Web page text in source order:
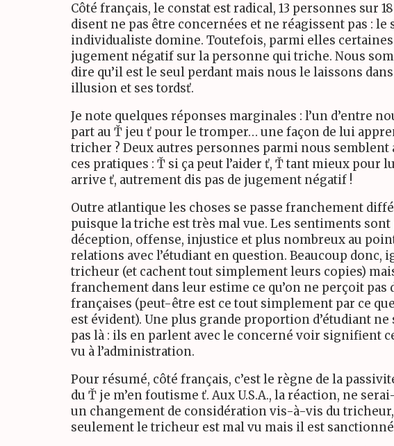
Côté français, le constat est radical, 13 personnes sur 18
disent ne pas être concernées et ne réagissent pas :
individualiste domine. Toutefois, parmi elles
jugement négatif sur la personne qui triche. Nous
dire qu’il est le seul perdant mais nous le laissons
illusion et ses tordsť.
Je note quelques réponses marginales : l’un d’entre
part au Ť jeu ť pour le tromper… une façon de lui
tricher ? Deux autres personnes parmi nous semblent
ces pratiques : Ť si ça peut l’aider ť, Ť tant mieux pour
arrive ť, autrement dis pas de jugement négatif !
Outre atlantique les choses se passe franchement
puisque la triche est très mal vue. Les sentiments sont
déception, offense, injustice et plus nombreux au
relations avec l’étudiant en question. Beaucoup donc,
tricheur (et cachent tout simplement leurs copies)
franchement dans leur estime ce qu’on ne perçoit pas
françaises (peut-être est ce tout simplement par ce
est évident). Une plus grande proportion d’étudiant ne
pas là : ils en parlent avec le concerné voir signifient
vu à l’administration.
Pour résumé, côté français, c’est le règne de la
du Ť je m’en foutisme ť. Aux U.S.A., la réaction, ne
un changement de considération vis-à-vis du
seulement le tricheur est mal vu mais il est